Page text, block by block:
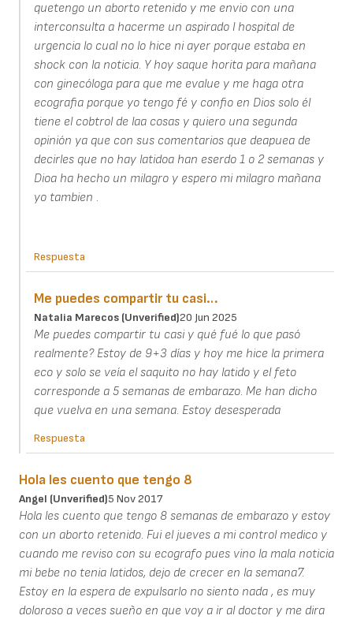
quetengo un aborto retenido y me envio con una
interconsulta a hacerme un aspirado l hospital de
urgencia lo cual no lo hice ni ayer porque estaba en
shock con la noticia. Y hoy saque horita para mañana
con ginecóloga para que me evalue y me haga otra
ecografia porque yo tengo fé y confio en Dios solo él
tiene el cobtrol de laa cosas y quiero una segunda
opinión ya que con sus comentarios que deapuea de
decirles que no hay latidoa han eserdo 1 o 2 semanas y
Dioa ha hecho un milagro y espero mi milagro mañana
yo tambien .
Respuesta
Me puedes compartir tu casi…
Natalia Marecos (unverified)20 Jun 2025
Me puedes compartir tu casi y qué fué lo que pasó
realmente? Estoy de 9+3 días y hoy me hice la primera
eco y solo se veía el saquito no hay latido y el feto
corresponde a 5 semanas de embarazo. Me han dicho
que vuelva en una semana. Estoy desesperada
Respuesta
Hola les cuento que tengo 8
Angel (unverified)5 Nov 2017
Hola les cuento que tengo 8 semanas de embarazo y estoy
con un aborto retenido. Fui el jueves a mi control medico y
cuando me reviso con su ecografo pues vino la mala noticia
mi bebe no tenia latidos, dejo de crecer en la semana7.
Estoy en la espera de expulsarlo no siento nada , es muy
doloroso a veces sueño en que voy a ir al doctor y me dira